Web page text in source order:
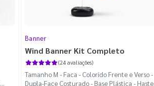
Banner
Wind Banner Kit Completo
(24 avaliações)
Tamanho M - Faca - Colorido Frente e Verso -
Dupla-Face Costurado - Base Plástica - Haste